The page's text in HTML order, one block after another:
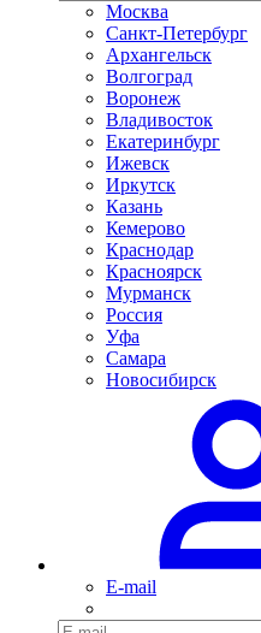
Москва
Санкт-Петербург
Архангельск
Волгоград
Воронеж
Владивосток
Екатеринбург
Ижевск
Иркутск
Казань
Кемерово
Краснодар
Красноярск
Мурманск
Россия
Уфа
Самара
Новосибирск
E-mail